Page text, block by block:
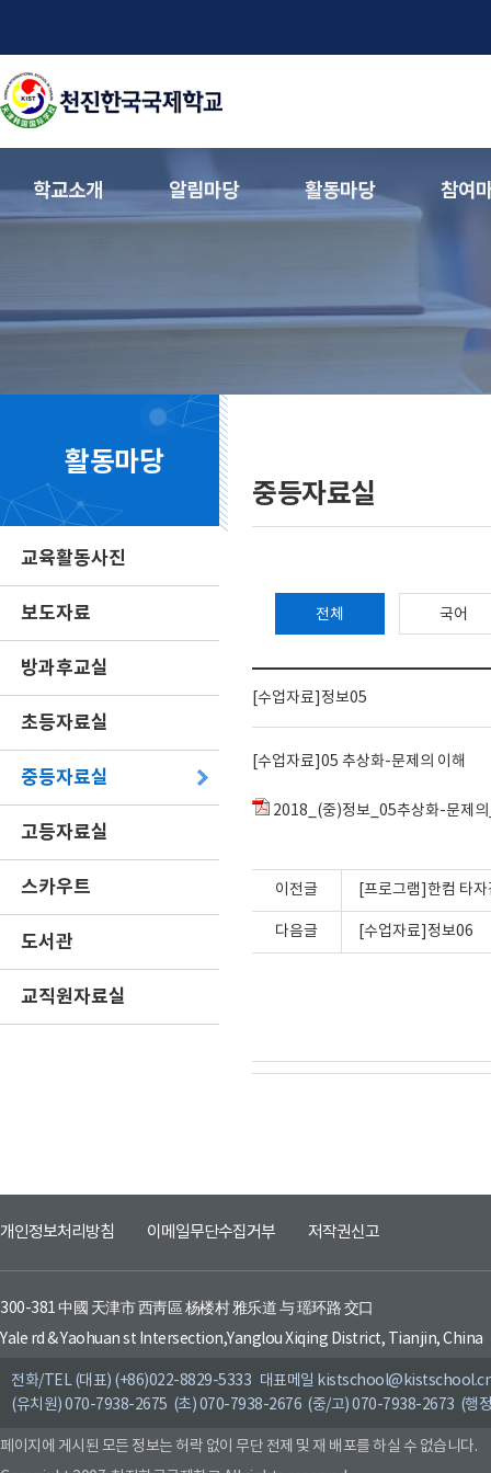
학교소개 알림마당 활동마당 참여
활동마당
교육활동사진
보도자료
방과후교실
초등자료실
중등자료실
고등자료실
스카우트
도서관
교직원자료실
중등자료실
전체 국어
[수업자료]정보05
[수업자료]05 추상화-문제의 이해
2018_(중)정보_05추상화-문제
이전글 [프로그램]한컴 타
다음글 [수업자료]정보06
개인정보처리방침 이메일무단수집거부 저작권신고
300-381 中國 天津市 西靑區 杨楼村 雅乐道 与 瑶环路 交口
Yale rd & Yaohuan st Intersection,Yanglou Xiqing District, Tianjin, China
전화/TEL (대표) (+86)022-8829-5333 대표메일
(유치원) 070-7938-2675 (초) 070-7938-2676 (중/고) 070-7938-2673 (행
페이지에 게시된 모든 정보는 허락 없이 무단 전제 및 재 배포를 하실 수 없습니다.